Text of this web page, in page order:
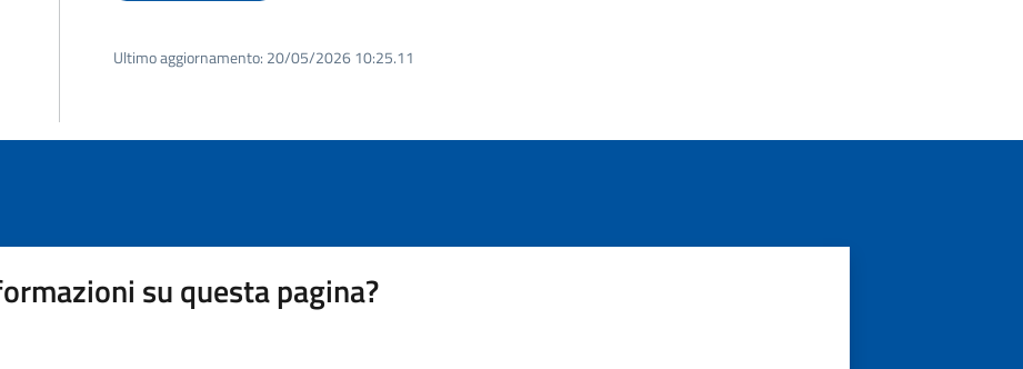
Ultimo aggiornamento: 20/05/2026 10:25.11
su questa pagina?